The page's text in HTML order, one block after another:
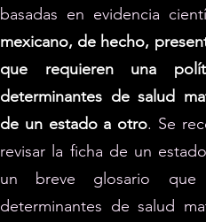
basadas en evidencia
mexicano, de hecho,
que requieren una
determinantes de salud
de un estado a otro. Se
revisar la ficha de un
un breve glosario
determinantes de salud